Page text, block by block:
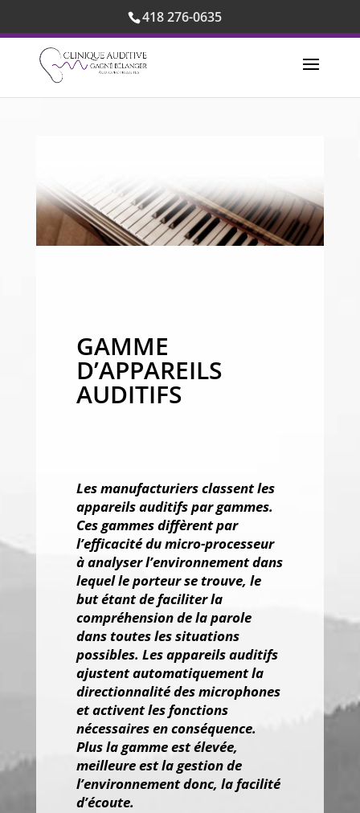
418 276-0635
GAMME
D’APPAREILS
AUDITIFS
Les manufacturiers classent les
appareils auditifs par gammes.
Ces gammes diffèrent par
l’efficacité du micro-processeur
à analyser l’environnement dans
lequel le porteur se trouve, le
but étant de faciliter la
compréhension de la parole
dans toutes les situations
possibles. Les appareils auditifs
ajustent automatiquement la
directionnalité des microphones
et activent les fonctions
nécessaires en conséquence.
Plus la gamme est élevée,
meilleure est la gestion de
l’environnement donc, la facilité
d’écoute.